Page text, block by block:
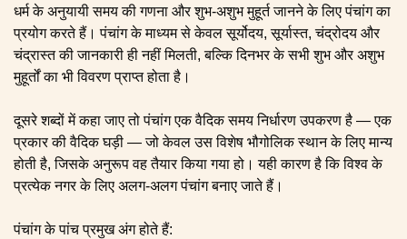
धर्म के अनुयायी समय की गणना और शुभ-अशुभ मुहूर्त जानने के लिए पंचांग का
प्रयोग करते हैं। पंचांग के माध्यम से केवल सूर्योदय, सूर्यास्त, चंद्रोदय और
चंद्रास्त की जानकारी ही नहीं मिलती, बल्कि दिनभर के सभी शुभ और अशुभ
मुहूर्तों का भी विवरण प्राप्त होता है।
दूसरे शब्दों में कहा जाए तो पंचांग एक वैदिक समय निर्धारण उपकरण है — एक
प्रकार की वैदिक घड़ी — जो केवल उस विशेष भौगोलिक स्थान के लिए मान्य
होती है, जिसके अनुरूप वह तैयार किया गया हो। यही कारण है कि विश्व के
प्रत्येक नगर के लिए अलग-अलग पंचांग बनाए जाते हैं।
पंचांग के पांच प्रमुख अंग होते हैं: